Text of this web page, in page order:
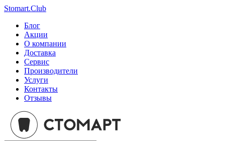
Stomart.Club
Блог
Акции
О компании
Доставка
Сервис
Производители
Услуги
Контакты
Отзывы